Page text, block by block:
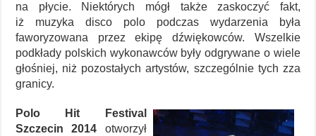
na płycie. Niektórych mógł także zaskoczyć fakt,
iż muzyka disco polo podczas wydarzenia była
faworyzowana przez ekipę dźwiękowców. Wszelkie
podkłady polskich wykonawców były odgrywane o wiele
głośniej, niż pozostałych artystów, szczególnie tych zza
granicy.
Polo Hit Festival
Szczecin 2014 otworzył